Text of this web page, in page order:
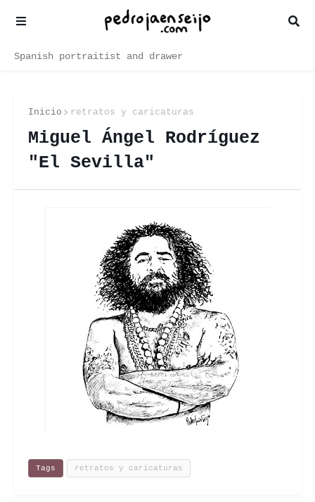
Spanish portraitist and drawer
Inicio retratos y caricaturas
Miguel Ángel Rodríguez
"El Sevilla"
Tags retratos y caricaturas